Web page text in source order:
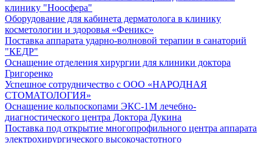
клинику "Ноосфера"
Оборудование для кабинета дерматолога в клинику
косметологии и здоровья «Феникс»
Поставка аппарата ударно-волновой терапии в санаторий
"КЕДР"
Оснащение отделения хирургии для клиники доктора
Григоренко
Успешное сотрудничество с ООО «НАРОДНАЯ
СТОМАТОЛОГИЯ»
Оснащение кольпоскопами ЭКС-1М лечебно-
диагностического центра Доктора Дукина
Поставка под открытие многопрофильного центра аппарата
электрохирургического высокочастотного